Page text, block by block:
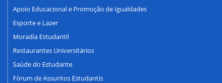
Apoio Educacional e Promoção de Igualdades
Esporte e Lazer
Moradia Estudantil
Restaurantes Universitários
Saúde do Estudante
Fórum de Assuntos Estudantis